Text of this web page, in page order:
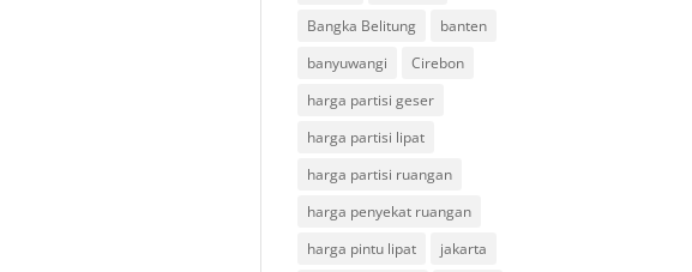
Bangka Belitung
banten
banyuwangi
Cirebon
harga partisi geser
harga partisi lipat
harga partisi ruangan
harga penyekat ruangan
harga pintu lipat
jakarta